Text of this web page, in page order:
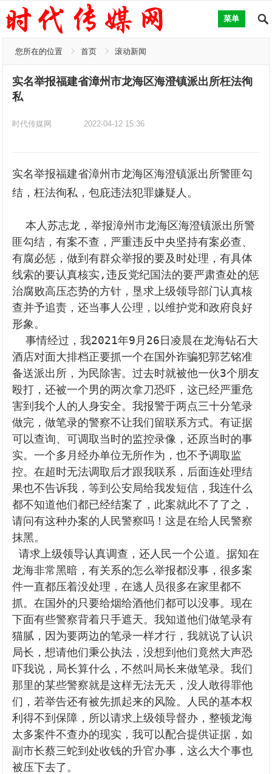
菜单
您所在的位置 首页 滚动新闻
实名举报福建省漳州市龙海区海澄镇派出所枉法徇
私
时代传媒网 2022-04-12 15:36
实名举报福建省漳州市龙海区海澄镇派出所警匪勾
结，枉法徇私，包庇违法犯罪嫌疑人。
  本人苏志龙，举报漳州市龙海区海澄镇派出所警
匪勾结，有案不查，严重违反中央坚持有案必查、
有腐必惩，做到有群众举报的要及时处理，有具体
线索的要认真核实,违反党纪国法的要严肃查处的惩
治腐败高压态势的方针，垦求上级领导部门认真核
查并予追责，还当事人公理，以维护党和政府良好
形象。
  事情经过，我2021年9月26日凌晨在龙海钻石大
酒店对面大排档正要抓一个在国外诈骗犯郭艺铭准
备送派出所，为民除害。过去时就被他一伙3个朋友
殴打，还被一个男的两次拿刀恐吓，这已经严重危
害到我个人的人身安全。我报警于两点三十分笔录
做完，做笔录的警察不让我们留联系方式。有证据
可以查询、可调取当时的监控录像，还原当时的事
实。一个多月经办单位无所作为，也不予调取监
控。在超时无法调取后才跟我联系，后面连处理结
果也不告诉我，等到公安局给我发短信，我连什么
都不知道他们都已经结案了，此案就此不了了之，
请问有这种办案的人民警察吗！这是在给人民警察
抹黑。
请求上级领导认真调查，还人民一个公道。据知在
龙海非常黑暗，有关系的怎么举报都没事，很多案
件一直都压着没处理，在逃人员很多在家里都不
抓。在国外的只要给烟给酒他们都可以没事。现在
下面有些警察背着只手遮天。我知道他们做笔录有
猫腻，因为要两边的笔录一样才行，我就说了认识
局长，想请他们秉公执法，没想到他们竟然大声恐
吓我说，局长算什么，不然叫局长来做笔录。我们
那里的某些警察就是这样无法无天，没人敢得罪他
们，若举告还有被先抓起来的风险。人民的基本权
利得不到保障，所以请求上级领导督办，整顿龙海
太多案件不查办的现实，我可以配合提供证据，如
副市长蔡三蛇到处收钱的升官办事，这么大个事也
被压下去了。